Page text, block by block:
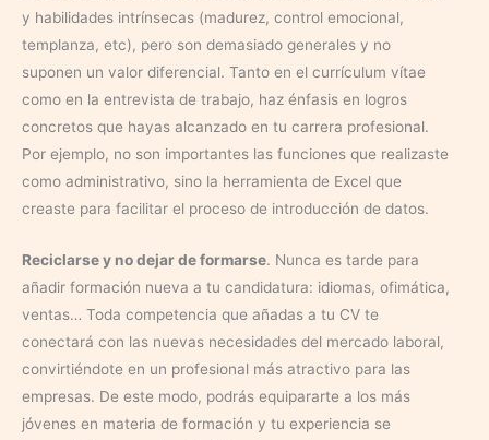
y habilidades intrínsecas (madurez, control emocional,
templanza, etc), pero son demasiado generales y no
suponen un valor diferencial. Tanto en el currículum vítae
como en la entrevista de trabajo, haz énfasis en logros
concretos que hayas alcanzado en tu carrera profesional.
Por ejemplo, no son importantes las funciones que realizaste
como administrativo, sino la herramienta de Excel que
creaste para facilitar el proceso de introducción de datos.
Reciclarse y no dejar de formarse. Nunca es tarde para
añadir formación nueva a tu candidatura: idiomas, ofimática,
ventas… Toda competencia que añadas a tu CV te
conectará con las nuevas necesidades del mercado laboral,
convirtiéndote en un profesional más atractivo para las
empresas. De este modo, podrás equipararte a los más
jóvenes en materia de formación y tu experiencia se